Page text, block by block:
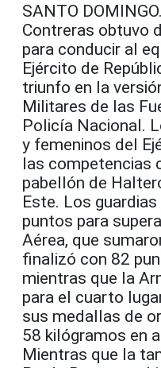
SANTO
Contreras obtuvo
para conducir al
Ejército de
triunfo en la
Militares de las
Policía Nacional.
y femeninos del
las competencias
pabellón de
Este. Los
puntos para
Aérea, que
finalizó con 82
mientras que la
para el cuarto
sus medallas de
58 kilógramos en
Mientras que la